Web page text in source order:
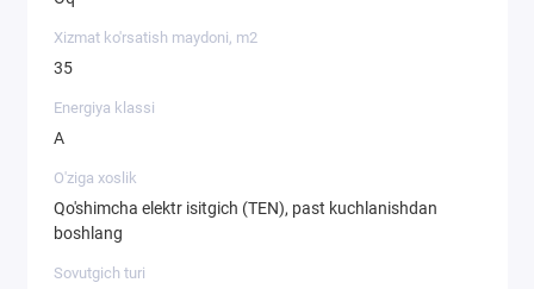
Xizmat ko'rsatish maydoni, m2
35
Energiya klassi
A
O'ziga xoslik
Qo'shimcha elektr isitgich (TEN), past kuchlanishdan
boshlang
Sovutgich turi